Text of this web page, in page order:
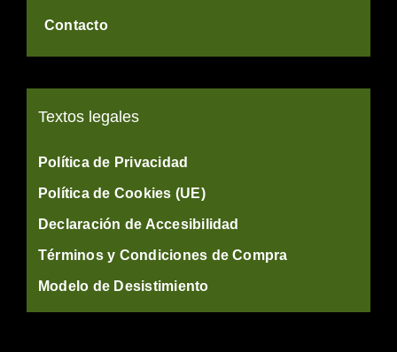
Contacto
Textos legales
Política de Privacidad
Política de Cookies (UE)
Declaración de Accesibilidad
Términos y Condiciones de Compra
Modelo de Desistimiento